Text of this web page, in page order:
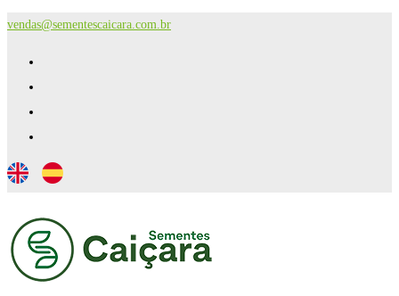
vendas@sementescaicara.com.br